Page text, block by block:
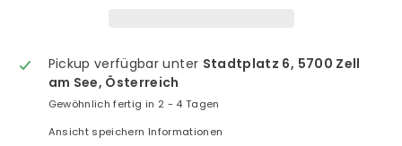
Pickup verfügbar unter Stadtplatz 6, 5700 Zell
am See, Österreich
Gewöhnlich fertig in 2 - 4 Tagen
Ansicht speichern Informationen